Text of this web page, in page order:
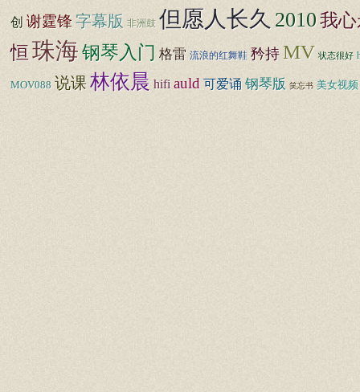
创 谢霆锋字幕版 非洲鼓 但愿人长久 2010我
恒珠海钢琴入门 格雷 流浪的红舞鞋 矜持 MV 状态很好
MOV088 说课林依晨 hifi auld 可爱诵 钢琴版 笑忘书 美女视频